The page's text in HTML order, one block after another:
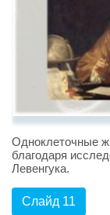
Одноклеточные
благодаря
Левенгука.
Слайд 11